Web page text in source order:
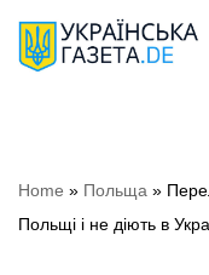
Перейти
Home » Польща »
Польщі і не діють в